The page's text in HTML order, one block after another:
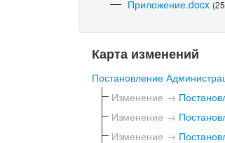
Приложение.docx
Карта изменений
Постановление
Изменение →
Изменение →
Изменение →